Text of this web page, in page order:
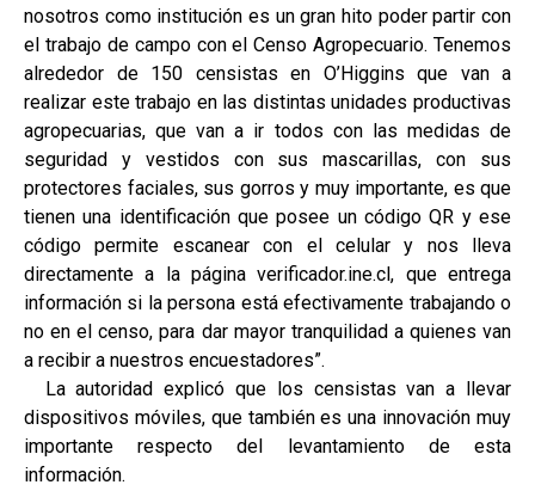
nosotros como institución es un gran hito poder partir con
el trabajo de campo con el Censo Agropecuario. Tenemos
alrededor de 150 censistas en O’Higgins que van a
realizar este trabajo en las distintas unidades productivas
agropecuarias, que van a ir todos con las medidas de
seguridad y vestidos con sus mascarillas, con sus
protectores faciales, sus gorros y muy importante, es que
tienen una identificación que posee un código QR y ese
código permite escanear con el celular y nos lleva
directamente a la página verificador.ine.cl, que entrega
información si la persona está efectivamente trabajando o
no en el censo, para dar mayor tranquilidad a quienes van
a recibir a nuestros encuestadores”.
La autoridad explicó que los censistas van a llevar
dispositivos móviles, que también es una innovación muy
importante respecto del levantamiento de esta
información.